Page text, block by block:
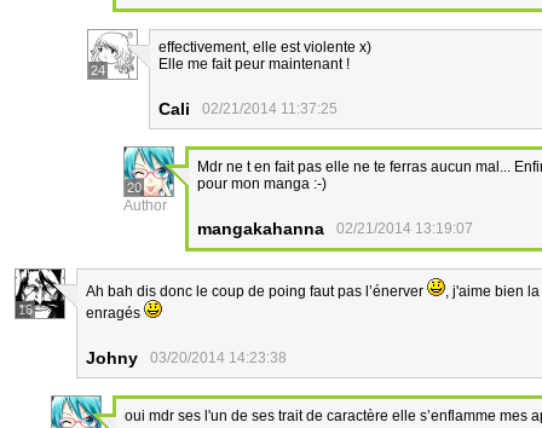
24
effectivement, elle est violente x)
Elle me fait peur maintenant !
Cali 02/21/2014 11:37:25
20
Author
Mdr ne t en fait pas elle ne te ferras aucun mal...
pour mon manga :-)
mangakahanna 02/21/2014 13:19:07
16
Ah bah dis donc le coup de poing faut pas l’énerver
, j'aime bien
enragés
Johny 03/20/2014 14:23:38
oui mdr ses l'un de ses trait de caractère elle s’enflamme mes